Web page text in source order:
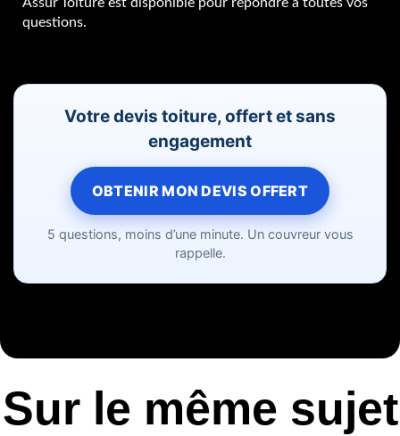
questions.
Votre devis toiture, offert et sans
engagement
OBTENIR MON DEVIS OFFERT
5 questions, moins d’une minute. Un couvreur vous
rappelle.
Sur le même sujet